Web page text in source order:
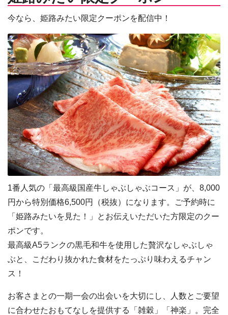
今なら、姫路みたい限定クーポンを配信中！
1番人気の「最高級国産牛しゃぶしゃぶコース」が、8,000
円から特別価格6,500円（税抜）になります。ご予約時に
「姫路みたいを見た！」とお伝えいただいた方限定のクー
ポンです。
最高級A5ランクの黒毛和牛を使用した贅沢なしゃぶしゃ
ぶと、こだわり抜かれた食材をたっぷり味わえるチャン
ス！
お客さまとの一期一会の出会いを大切にし、人数とご要望
に合わせたおもてなしを提供する「雑穀」「神楽」。完全